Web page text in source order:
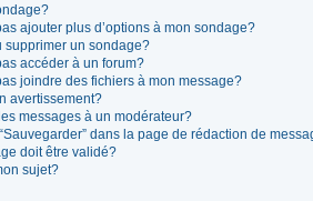
ajouter plus d’options à mon sondage?
supprimer un sondage?
accéder à un forum?
joindre des fichiers à mon message?
avertissement?
messages à un modérateur?
dans la page de rédaction de
doit être validé?
sujet?